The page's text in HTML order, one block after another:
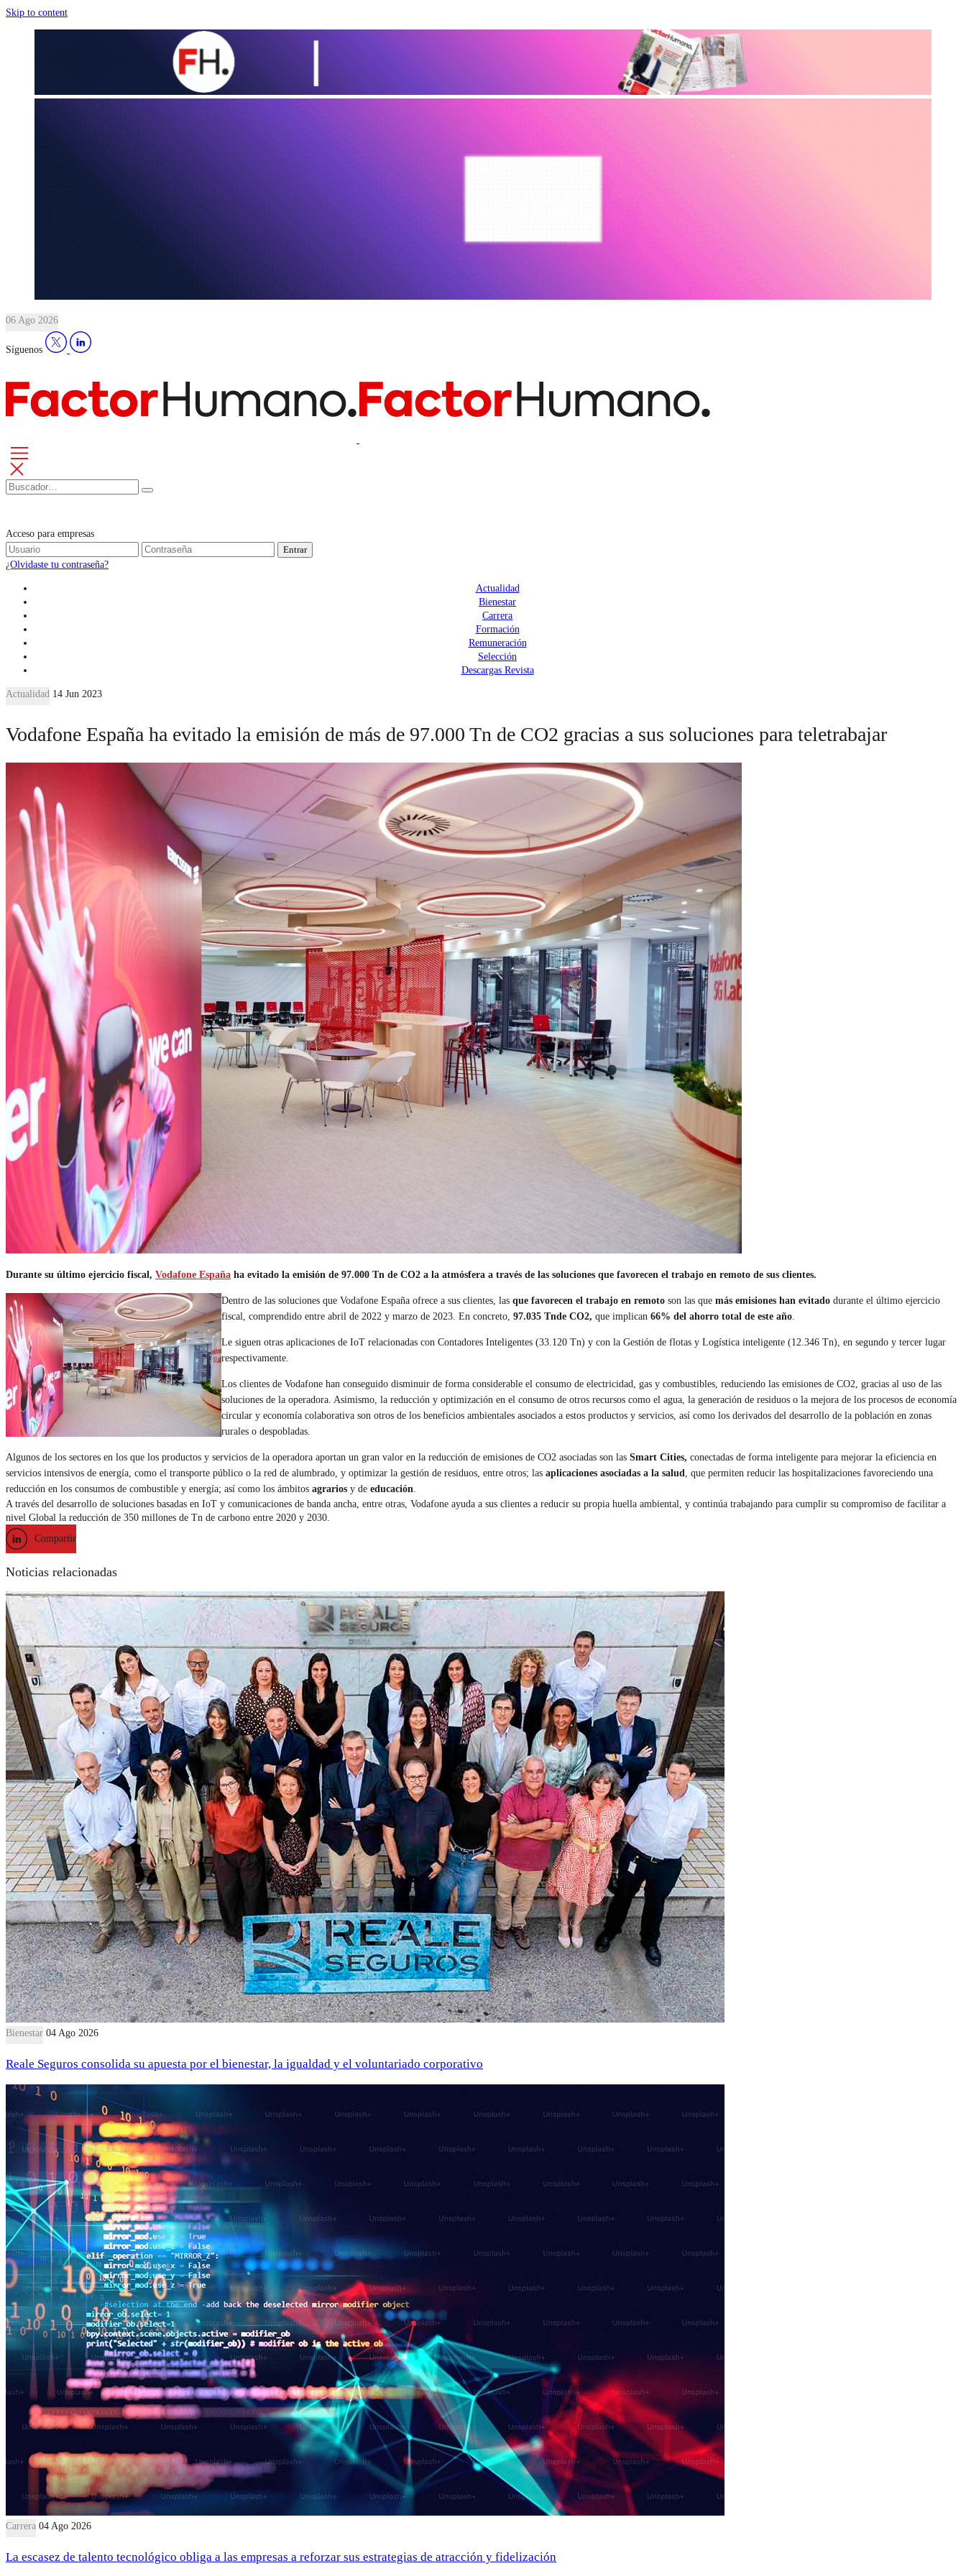
Skip to content
06 Ago 2026
Síguenos
Acceso para empresas
Entrar
¿Olvidaste tu contraseña?
Actualidad
Bienestar
Carrera
Formación
Remuneración
Selección
Descargas Revista
Actualidad 14 Jun 2023
Vodafone España ha evitado la emisión de más de 97.000 Tn de CO2 gracias a sus soluciones para teletrabajar
Durante su último ejercicio fiscal, Vodafone España ha evitado la emisión de 97.000 Tn de CO2 a la atmósfera a través de las soluciones que favorecen el trabajo en remoto de sus clientes.
Dentro de las soluciones que Vodafone España ofrece a sus clientes, las que favorecen el trabajo en remoto son las que más emisiones han evitado durante el último ejercicio
fiscal, comprendido entre abril de 2022 y marzo de 2023. En concreto, 97.035 Tnde CO2, que implican 66% del ahorro total de este año
Le siguen otras aplicaciones de IoT relacionadas con Contadores Inteligentes (33.120 Tn) y con la Gestión de flotas y Logística inteligente (12.346 Tn), en segundo y tercer lugar
respectivamente.
Los clientes de Vodafone han conseguido disminuir de forma considerable el consumo de electricidad, gas y combustibles, reduciendo las emisiones de CO2, gracias al uso de las
soluciones de la operadora. Asimismo, la reducción y optimización en el consumo de otros recursos como el agua, la generación de residuos o la mejora de los procesos de economía
circular y economía colaborativa son otros de los beneficios ambientales asociados a estos productos y servicios, así como los derivados del desarrollo de la población en zonas
rurales o despobladas.
Algunos de los sectores en los que los productos y servicios de la operadora aportan un gran valor en la reducción de emisiones de CO2 asociadas son las Smart Cities, conectadas de forma inteligente para mejorar la eficiencia en
servicios intensivos de energía, como el transporte público o la red de alumbrado, y optimizar la gestión de residuos, entre otros; las aplicaciones asociadas a la salud
, que permiten reducir las hospitalizaciones favoreciendo una
reducción en los consumos de combustible y energía; así como los ámbitos agrarios y de educación
A través del desarrollo de soluciones basadas en IoT y comunicaciones de banda ancha, entre otras, Vodafone ayuda a sus clientes a reducir su propia huella ambiental, y continúa trabajando para cumplir su compromiso de facilitar a
nivel Global la reducción de 350 millones de Tn de carbono entre 2020 y 2030.
Compartir
Noticias relacionadas
Bienestar 04 Ago 2026
Reale Seguros consolida su apuesta por el bienestar, la igualdad y el voluntariado corporativo
Carrera 04 Ago 2026
La escasez de talento tecnológico obliga a las empresas a reforzar sus estrategias de atracción y fidelización